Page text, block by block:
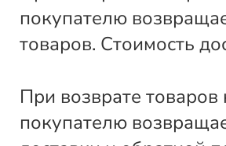
покупателю
товаров. Стоимость
При возврате
покупателю